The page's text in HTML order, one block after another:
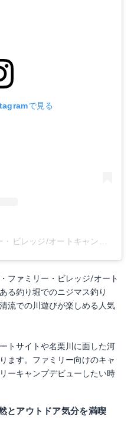
で見る
ファミリー・ビレッジ/オート
る釣り堀でのニジマス釣り
流での川遊びが楽しめる人気
トサイトや名栗川に面した河
ます。ファミリー向けのキャ
ーキャンプデビューしたい時
とアウトドア気分を満喫